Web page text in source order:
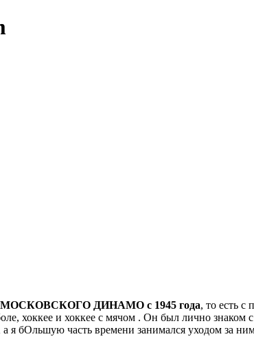
МОСКОВСКОГО ДИНАМО с 1945 года, то есть с
хоккее и хоккее с мячом . Он был лично
бОльшую часть времени занимался уходом за